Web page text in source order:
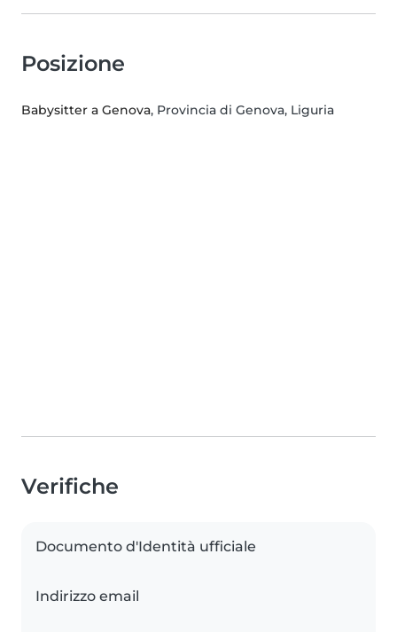
Posizione
Babysitter a Genova, Provincia di Genova, Liguria
Verifiche
Documento d'Identità ufficiale
Indirizzo email